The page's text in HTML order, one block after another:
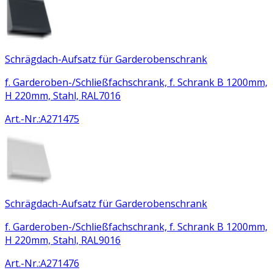
Schrägdach-Aufsatz für Garderobenschrank
f. Garderoben-/Schließfachschrank, f. Schrank B 1200mm,
H 220mm, Stahl, RAL7016
Art.-Nr.:A271475
Schrägdach-Aufsatz für Garderobenschrank
f. Garderoben-/Schließfachschrank, f. Schrank B 1200mm,
H 220mm, Stahl, RAL9016
Art.-Nr.:A271476